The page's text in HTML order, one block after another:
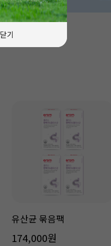
닫기
유산균 묶음팩
174,000원